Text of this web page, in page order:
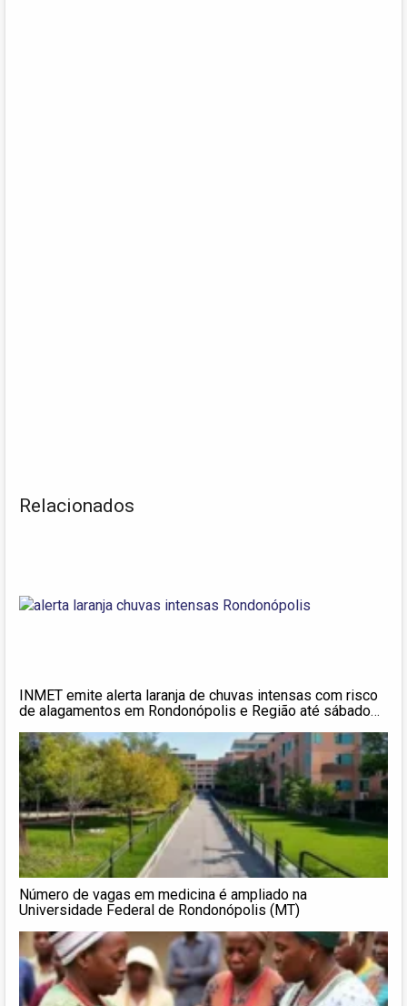
Relacionados
INMET emite alerta laranja de chuvas intensas com risco
de alagamentos em Rondonópolis e Região até sábado
Número de vagas em medicina é ampliado na
Universidade Federal de Rondonópolis (MT)